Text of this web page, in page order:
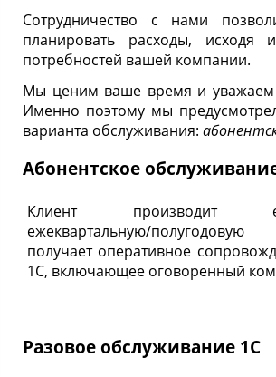
Сотрудничество с нами
планировать расходы, исходя
потребностей вашей компании.
Мы ценим ваше время и
Именно поэтому мы
варианта обслуживания:
Абонентское
Клиент производит
ежеквартальную/
получает оперативное
1С, включающее оговоренный
Разовое обслуживание 1С